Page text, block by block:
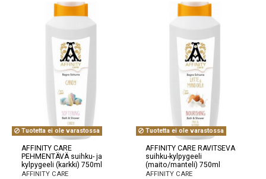
Tuotetta ei ole varastossa
AFFINITY CARE
PEHMENTÄVÄ suihku- ja
kylpygeeli (karkki) 750ml
AFFINITY CARE
Tuotetta ei ole varastossa
AFFINITY CARE RAVITSEVA
suihku-kylpygeeli
(maito/manteli) 750ml
AFFINITY CARE